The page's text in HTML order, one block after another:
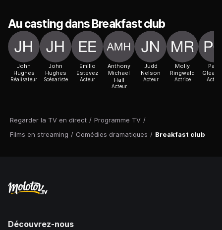
Regarder la TV en direct / Programme TV /
Films en streaming / Comédies dramatiques / Breakfast club
Au casting dans Breakfast club
John
Hughes
Réalisateur
John
Hughes
Scénariste
Emilio
Estevez
Acteur
Anthony
Michael
Hall
Acteur
Judd
Nelson
Acteur
Molly
Ringwald
Actrice
Paul
Acteur
Découvrez-nous